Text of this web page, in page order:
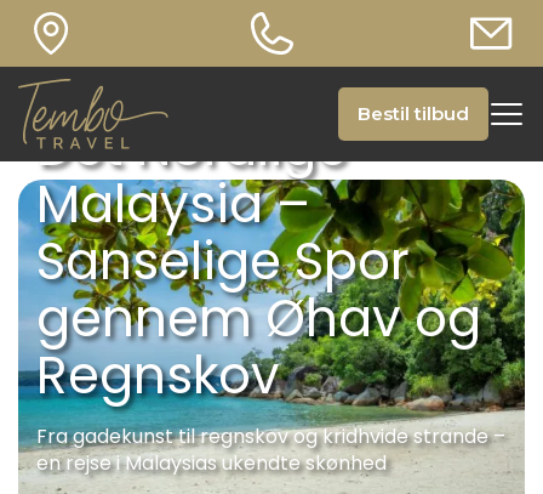
Bestil tilbud
Det Nordlige
Malaysia –
Sanselige Spor
gennem Øhav og
Regnskov
Fra gadekunst til regnskov og kridhvide strande –
en rejse i Malaysias ukendte skønhed